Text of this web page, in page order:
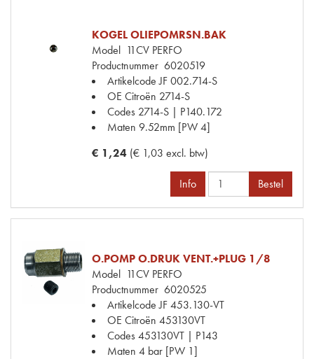
KOGEL OLIEPOMRSN.BAK
Model 11CV PERFO
Productnummer 6020519
Artikelcode JF002.714-S
OE Citroën 2714-S
Codes 2714-S | P140.172
Maten 9.52mm [PW 4]
€ 1,24 (€ 1,03 excl. btw)
Info Bestel
O.POMP O.DRUK VENT.+PLUG 1/8
Model 11CV PERFO
Productnummer 6020525
Artikelcode JF453.130-VT
OE Citroën 453130VT
Codes453130VT | P143
Maten 4 bar [PW 1]